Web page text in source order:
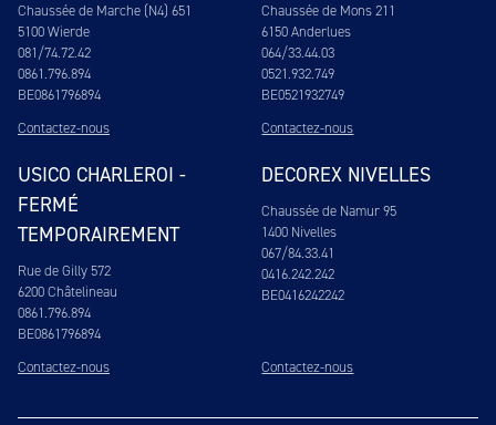
Chaussée de Marche (N4) 651
5100 Wierde
081/74.72.42
0861.796.894
BE0861796894
Contactez-nous
Chaussée de Mons 211
6150 Anderlues
064/33.44.03
0521.932.749
BE0521932749
Contactez-nous
USICO CHARLEROI -
FERMÉ
TEMPORAIREMENT
Rue de Gilly 572
6200 Châtelineau
0861.796.894
BE0861796894
Contactez-nous
DECOREX NIVELLES
Chaussée de Namur 95
1400 Nivelles
067/84.33.41
0416.242.242
BE0416242242
Contactez-nous